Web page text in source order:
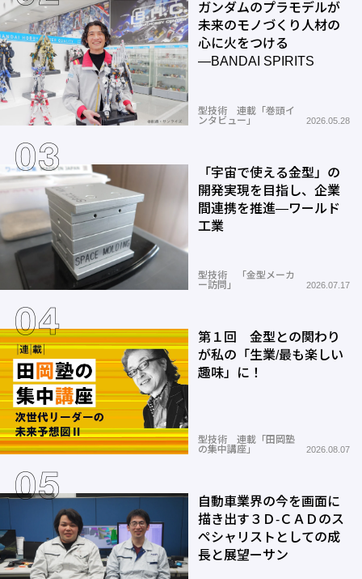
ガンダムのプラモデルが
未来のモノづくり人材の
心に火をつける
―BANDAI SPIRITS
型技術 連載「巻頭イ
ンタビュー」
2026.05.28
「宇宙で使える金型」の
開発実現を目指し、企業
間連携を推進―ワールド
工業
型技術 「金型メーカ
ー訪問」
2026.07.17
第１回 金型との関わり
が私の「生業/最も楽しい
趣味」に！
型技術 連載「田岡塾
の集中講座」
2026.08.07
自動車業界の今を画面に
描き出す３Ｄ-ＣＡＤのス
ペシャリストとしての成
長と展望ーサン